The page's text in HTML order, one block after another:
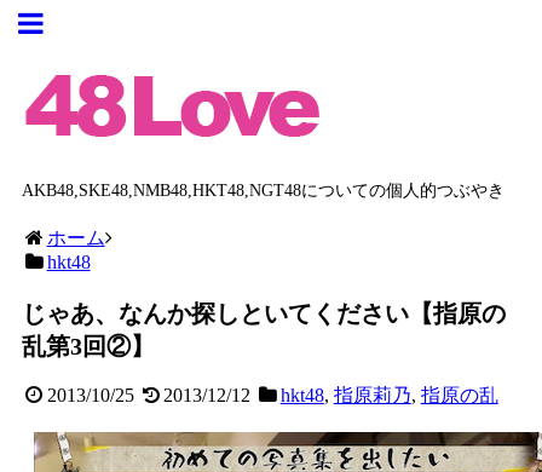
AKB48,SKE48,NMB48,HKT48,NGT48についての個人的つぶやき
ホーム
hkt48
じゃあ、なんか探しといてください【指原の
乱第3回②】
2013/10/25 2013/12/12 hkt48, 指原莉乃, 指原の乱